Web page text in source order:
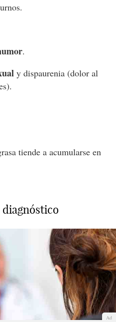
.
y dispaurenia (dolor al
tiende a acumularse en
Ad